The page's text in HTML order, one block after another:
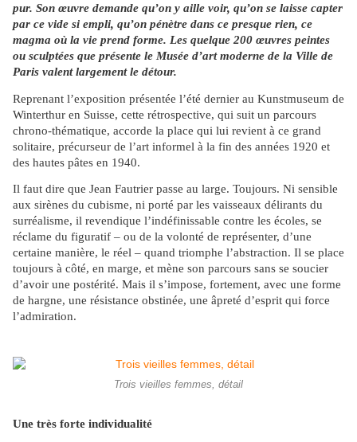
pur. Son œuvre demande qu’on y aille voir, qu’on se laisse capter
par ce vide si empli, qu’on pénètre dans ce presque rien, ce
magma où la vie prend forme. Les quelque 200 œuvres peintes
ou sculptées que présente le Musée d’art moderne de la Ville de
Paris valent largement le détour.
Reprenant l’exposition présentée l’été dernier au Kunstmuseum de
Winterthur en Suisse, cette rétrospective, qui suit un parcours
chrono-thématique, accorde la place qui lui revient à ce grand
solitaire, précurseur de l’art informel à la fin des années 1920 et
des hautes pâtes en 1940.
Il faut dire que Jean Fautrier passe au large. Toujours. Ni sensible
aux sirènes du cubisme, ni porté par les vaisseaux délirants du
surréalisme, il revendique l’indéfinissable contre les écoles, se
réclame du figuratif – ou de la volonté de représenter, d’une
certaine manière, le réel – quand triomphe l’abstraction. Il se place
toujours à côté, en marge, et mène son parcours sans se soucier
d’avoir une postérité. Mais il s’impose, fortement, avec une forme
de hargne, une résistance obstinée, une âpreté d’esprit qui force
l’admiration.
Trois vieilles femmes, détail
Une très forte individualité